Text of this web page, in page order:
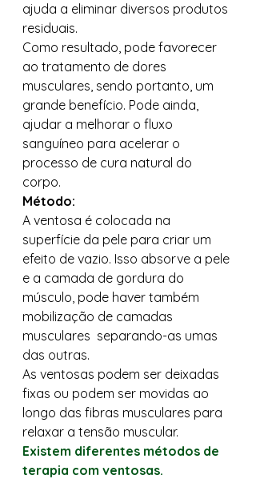
ajuda a eliminar diversos produtos
residuais.
Como resultado, pode favorecer
ao tratamento de dores
musculares, sendo portanto, um
grande benefício. Pode ainda,
ajudar a melhorar o fluxo
sanguíneo para acelerar o
processo de cura natural do
corpo.
Método:
A ventosa é colocada na
superfície da pele para criar um
efeito de vazio. Isso absorve a pele
e a camada de gordura do
músculo, pode haver também
mobilização de camadas
musculares  separando-as umas
das outras.
As ventosas podem ser deixadas
fixas ou podem ser movidas ao
longo das fibras musculares para
relaxar a tensão muscular.
Existem diferentes métodos de
terapia com ventosas.